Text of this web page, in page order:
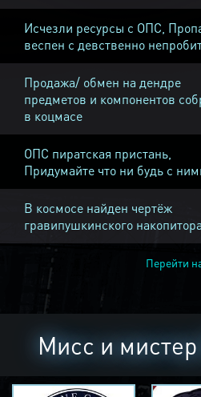
Исчезли ресурсы с ОПС,
веспен с девственно
Продажа/ обмен на дендре
предметов и компонентов
в коцмасе
ОПС пиратская пристань,
Придумайте что ни будь с
В космосе найден чертёж
гравипушкинского
Перейти
Мисс и